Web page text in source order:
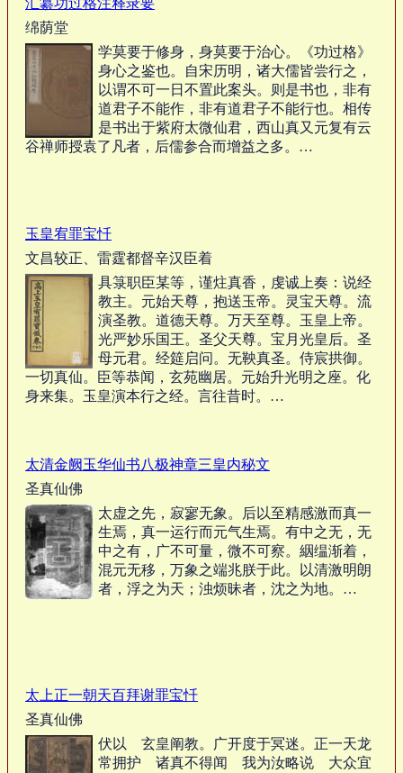
汇纂功过格注释录要
绵荫堂
学莫要于修身，身莫要于治心。《功过格》
身心之鉴也。自宋历明，诸大儒皆尝行之，
以谓不可一日不置此案头。则是书也，非有
道君子不能作，非有道君子不能行也。相传
是书出于紫府太微仙君，西山真又元复有云
谷禅师授袁了凡者，后儒参合而增益之多。…
玉皇宥罪宝忏
文昌较正、雷霆都督辛汉臣着
具箓职臣某等，谨炷真香，虔诚上奏：说经
教主。元始天尊，抱送玉帝。灵宝天尊。流
演圣教。道德天尊。万天至尊。玉皇上帝。
光严妙乐国王。圣父天尊。宝月光皇后。圣
母元君。经筵启问。无鞅真圣。侍宸拱御。
一切真仙。臣等恭闻，玄苑幽居。元始升光明之座。化
身来集。玉皇演本行之经。言往昔时。…
太清金阙玉华仙书八极神章三皇内秘文
圣真仙佛
太虚之先，寂寥无象。后以至精感激而真一
生焉，真一运行而元气生焉。有中之无，无
中之有，广不可量，微不可察。絪缊渐着，
混元无移，万象之端兆朕于此。以清激明朗
者，浮之为天；浊烦昧者，沈之为地。…
太上正一朝天百拜谢罪宝忏
圣真仙佛
伏以 玄皇阐教。广开度于冥迷。正一天龙
常拥护 诸真不得闻 我为汝略说 大众宜